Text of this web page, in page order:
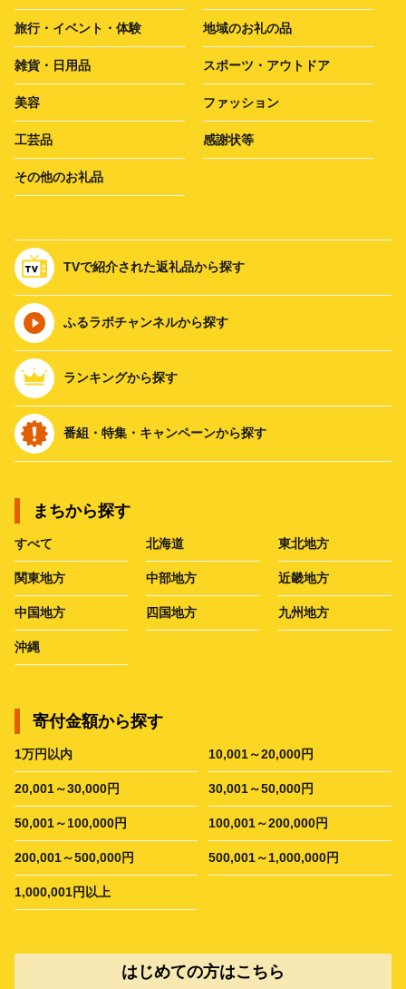
旅行・イベント・体験 地域のお礼の品
雑貨・日用品 スポーツ・アウトドア
美容 ファッション
工芸品 感謝状等
その他のお礼品
TVで紹介された返礼品から探す
ふるラボチャンネルから探す
ランキングから探す
番組・特集・キャンペーンから探す
まちから探す
すべて 北海道 東北地方
関東地方 中部地方 近畿地方
中国地方 四国地方 九州地方
沖縄
寄付金額から探す
1万円以内 10,001～20,000円
20,001～30,000円 30,001～50,000円
50,001～100,000円 100,001～200,000円
200,001～500,000円 500,001～1,000,000円
1,000,001円以上
はじめての方はこちら